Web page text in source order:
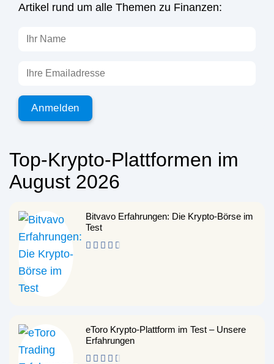
Artikel rund um alle Themen zu Finanzen:
Top-Krypto-Plattformen im
August 2026
Bitvavo Erfahrungen: Die Krypto-Börse im
Test
eToro Krypto-Plattform im Test – Unsere
Erfahrungen